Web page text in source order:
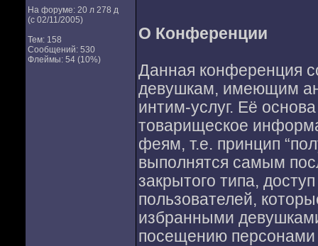
На форуме: 20 л 278 д
(с 02/11/2005)
Тем: 158
Сообщений: 530
Флеймы: 54 (10%)
О Конференции
Данная конференция
девушкам, имеющим
интим-услуг. Её
товарищеское
феям, т.е. принцип
выполнятся самым
закрытого типа,
пользователей,
избранными
посещению персонами